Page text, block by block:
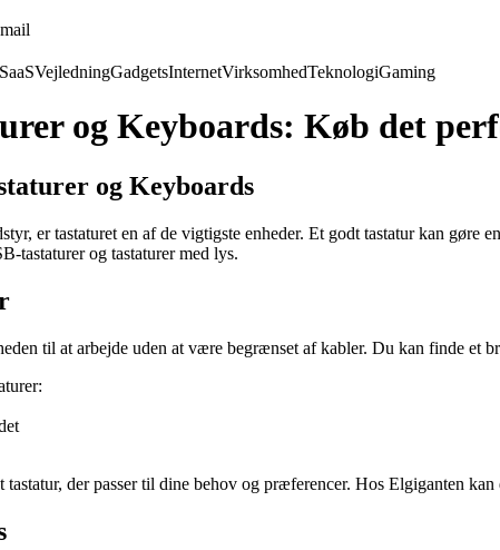
SaaSVejledningGadgetsInternetVirksomhedTeknologiGaming
og Keyboards: Køb det
og Keyboards
er tastaturet en af de vigtigste enheder. Et godt tastatur kan
tastaturer og tastaturer med lys.
til at arbejde uden at være begrænset af kabler. Du kan finde et
der passer til dine behov og præferencer. Hos Elgiganten